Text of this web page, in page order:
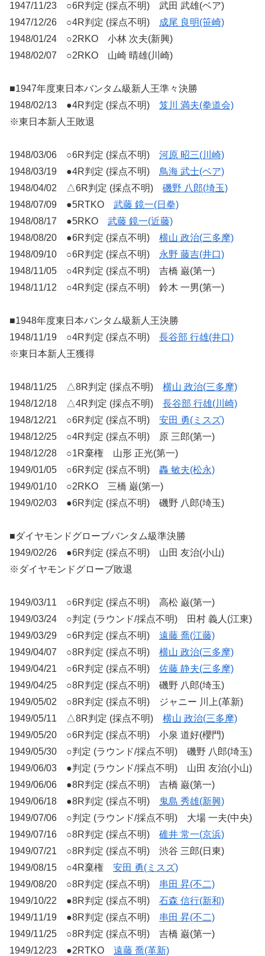
1947/11/23 ○6R判定 (採点不明) 武田 武雄(ベア)
1947/12/26 ○4R判定 (採点不明)
成尾 良明(笹崎)
1948/01/24 ○2RKO 小林 次夫(新興)
1948/02/07 ○2RKO 山崎 晴雄(川崎)
■1947年度東日本バンタム級新人王準々決勝
1948/02/13 ●4R判定 (採点不明) 笈川 満夫(拳道会)
※東日本新人王敗退
1948/03/06 ○6R判定 (採点不明) 河原 昭三(川崎)
1948/03/19 ●4R判定 (採点不明) 鳥海 武士(ベア)
1948/04/02 △6R判定 (採点不明) 磯野 八郎(埼玉)
1948/07/09 ●5RTKO 武藤 鏡一(日拳)
1948/08/17 ●5RKO 武藤 鏡一(近藤)
1948/08/20 ●6R判定 (採点不明) 横山 政治(三多摩)
1948/09/10 ○6R判定 (採点不明) 永野 藤吉(井口)
1948/11/05 ○4R判定 (採点不明) 吉橋 巌(第一)
1948/11/12 ○4R判定 (採点不明) 鈴木 一男(第一)
■1948年度東日本バンタム級新人王決勝
1948/11/19 ○4R判定 (採点不明) 長谷部 行雄(井口)
※東日本新人王獲得
1948/11/25 △8R判定 (採点不明) 横山 政治(三多摩)
1948/12/18 △4R判定 (採点不明) 長谷部 行雄(川崎)
1948/12/21 ○6R判定 (採点不明) 安田 勇(ミスズ)
1948/12/25 ○4R判定 (採点不明) 原 三郎(第一)
1948/12/28 ○1R棄権 山形 正光(第一)
1949/01/05 ○6R判定 (採点不明) 轟 敏夫(松永)
1949/01/10 ○2RKO 三橋 巌(第一)
1949/02/03 ●6R判定 (採点不明) 磯野 八郎(埼玉)
■ダイヤモンドグローブバンタム級準決勝
1949/02/26 ●6R判定 (採点不明) 山田 友治(小山)
※ダイヤモンドグローブ敗退
1949/03/11 ○6R判定 (採点不明) 高松 巌(第一)
1949/03/24 ○判定 (ラウンド/採点不明) 田村 義人(江東)
1949/03/29 ○6R判定 (採点不明) 遠藤 喬(江藤)
1949/04/07 ○8R判定 (採点不明) 横山 政治(三多摩)
1949/04/21 ○6R判定 (採点不明) 佐藤 静夫(三多摩)
1949/04/25 ○8R判定 (採点不明) 磯野 八郎(埼玉)
1949/05/02 ○8R判定 (採点不明) ジャニー 川上(革新)
1949/05/11 △8R判定 (採点不明) 横山 政治(三多摩)
1949/05/20 ○6R判定 (採点不明) 小泉 道好(櫻門)
1949/05/30 ○判定 (ラウンド/採点不明) 磯野 八郎(埼玉)
1949/06/03 ●判定 (ラウンド/採点不明) 山田 友治(小山)
1949/06/06 ●8R判定 (採点不明) 吉橋 巌(第一)
1949/06/18 ●8R判定 (採点不明)
鬼島 秀雄(新興)
1949/07/06 ○判定 (ラウンド/採点不明) 大場 一夫(中央)
1949/07/16 ○8R判定 (採点不明) 碓井 常一(京浜)
1949/07/21 ○8R判定 (採点不明) 渋谷 三郎(日東)
1949/08/15 ○4R棄権 安田 勇(ミスズ)
1949/08/20 ○8R判定 (採点不明) 串田 昇(不二)
1949/10/22 ●8R判定 (採点不明) 石森 信行(新和)
1949/11/19 ●8R判定 (採点不明) 串田 昇(不二)
1949/11/25 ○8R判定 (採点不明) 吉橋 巌(第一)
1949/12/23 ●2RTKO 遠藤 喬(革新)